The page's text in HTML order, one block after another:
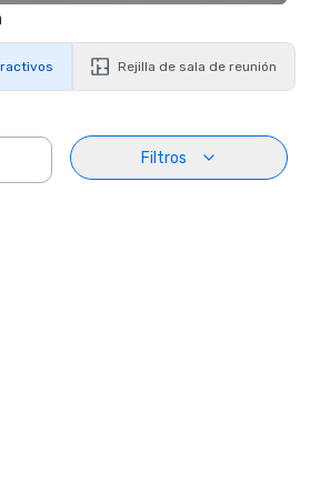
Rejilla de sala de reunión
Filtros